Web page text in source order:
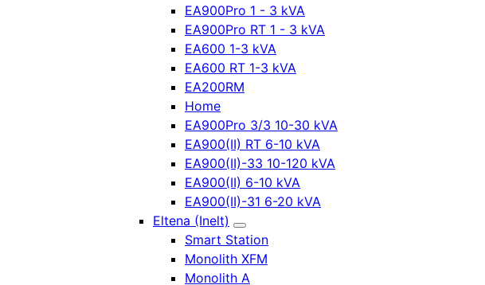
EA900Pro 1 - 3 kVA
EA900Pro RT 1 - 3 kVA
EA600 1-3 kVA
EA600 RT 1-3 kVA
EA200RM
Home
EA900Pro 3/3 10-30 kVA
EA900(II) RT 6-10 kVA
EA900(II)-33 10-120 kVA
EA900(II) 6-10 kVA
EA900(II)-31 6-20 kVA
Eltena (Inelt)
Smart Station
Monolith XFM
Monolith A